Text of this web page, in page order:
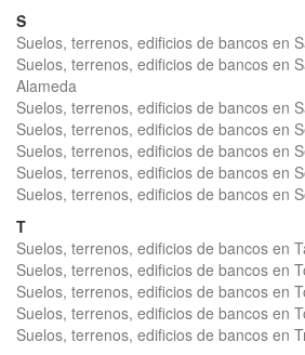
S
Suelos, terrenos, edificios de bancos en
Suelos, terrenos, edificios de bancos en
Alameda
Suelos, terrenos, edificios de bancos en
Suelos, terrenos, edificios de bancos en
Suelos, terrenos, edificios de bancos en
Suelos, terrenos, edificios de bancos en
Suelos, terrenos, edificios de bancos en
T
Suelos, terrenos, edificios de bancos en
Suelos, terrenos, edificios de bancos en
Suelos, terrenos, edificios de bancos en
Suelos, terrenos, edificios de bancos en
Suelos, terrenos, edificios de bancos en